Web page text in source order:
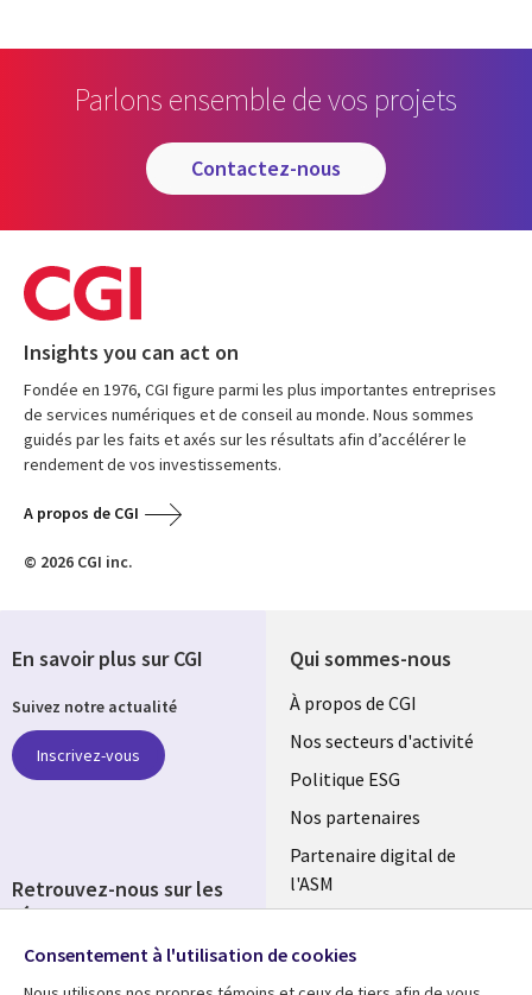
Parlons ensemble de vos projets
contactez-nous
Insights you can act on
Fondée en 1976, CGI figure parmi les plus importantes entreprises
de services numériques et de conseil au monde. Nous sommes
guidés par les faits et axés sur les résultats afin d’accélérer le
rendement de vos investissements.
A propos de CGI
© 2026 CGI inc.
Qui sommes-nous
Useful
links
FRANCE
À propos de CGI
Nos secteurs d'activité
Politique ESG
Nos partenaires
Partenaire digital de
l'ASM
Fusions
En savoir plus sur CGI
Suivez notre actualité
Inscrivez-vous
Retrouvez-nous sur les
réseaux
Social
Media
Consentement à l'utilisation de cookies